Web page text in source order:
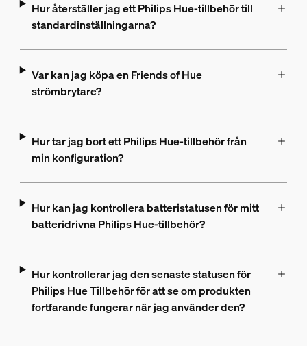
Hur återställer jag ett Philips Hue-tillbehör till
standardinställningarna?
Var kan jag köpa en Friends of Hue
strömbrytare?
Hur tar jag bort ett Philips Hue-tillbehör från
min konfiguration?
Hur kan jag kontrollera batteristatusen för mitt
batteridrivna Philips Hue-tillbehör?
Hur kontrollerar jag den senaste statusen för
Philips Hue Tillbehör för att se om produkten
fortfarande fungerar när jag använder den?